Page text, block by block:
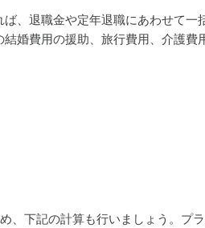
、退職金や定年退職にあわせて一
婚費用の援助、旅行費用、介護費
下記の計算も行いましょう。プ